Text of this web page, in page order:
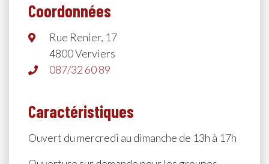
Coordonnées
Rue Renier, 17
4800 Verviers
087/32 60 89
Caractéristiques
Ouvert du mercredi au dimanche de 13h à 17h